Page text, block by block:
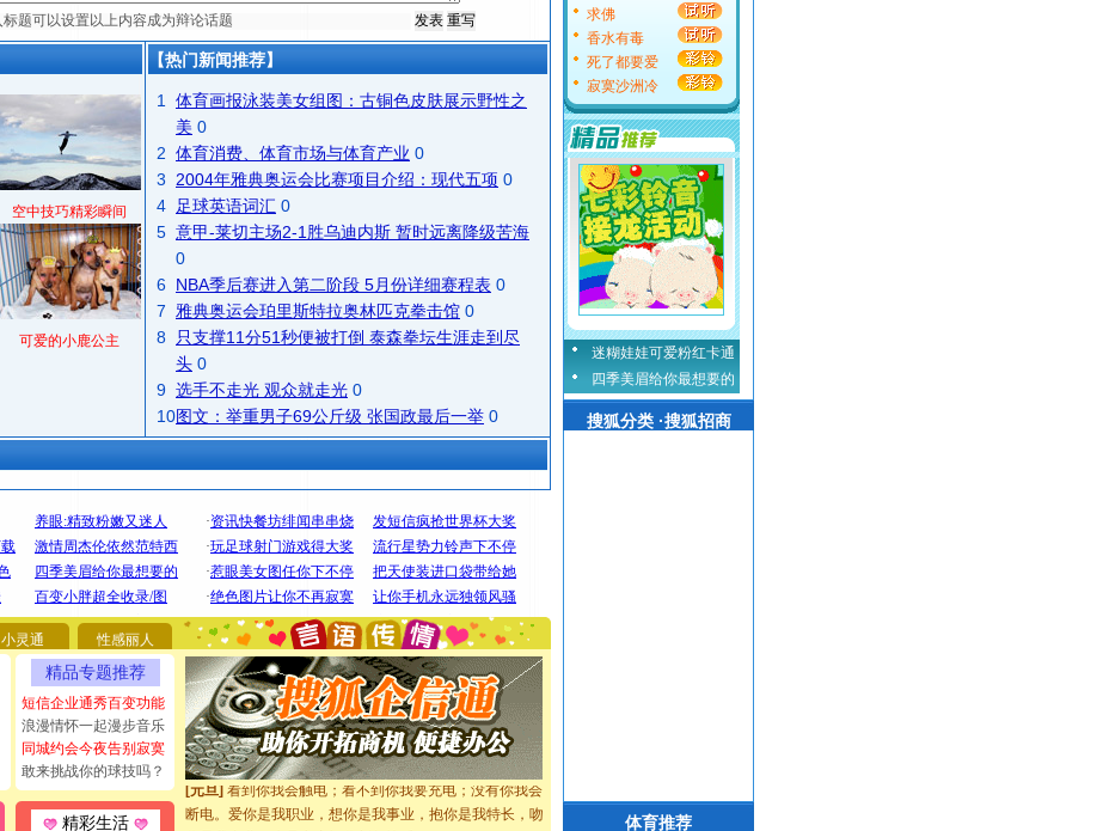
空中技巧精彩瞬间
可爱的小鹿公主
【热门新闻推荐】
1
体育画报泳装美女组图：古铜色皮肤展示野性之
美 0
2 体育消费、体育市场与体育产业 0
3
2004年雅典奥运会比赛项目介绍：现代五项 0
4
足球英语词汇 0
5 意甲-莱切主场2-1胜乌迪内斯 暂时远离降级苦海
0
6 NBA季后赛进入第二阶段 5月份详细赛程表 0
7
雅典奥运会珀里斯特拉奥林匹克拳击馆 0
8
只支撑11分51秒便被打倒 泰森拳坛生涯走到尽
头 0
9 选手不走光 观众就走光 0
10图文：举重男子69公斤级 张国政最后一举 0
小灵通 性感丽人
精品专题推荐
短信企业通秀百变功能
浪漫情怀一起漫步音乐
同城约会今夜告别寂寞
敢来挑战你的球技吗？
精彩生活
[圣诞节]圣诞节到了，想想没什么送给你的，又不打算给
你太多，只有给你五千万：千万快乐！千万要健康！千万
要平安！千万要知足！千万不要忘记我！
[圣诞节]不只这样的日子才会想起你,而是这样的日子才
能正大光明地骚扰你,告诉你,圣诞要快乐!新年要快乐!天天
都要快乐噢!
[圣诞节]奉上一颗祝福的心,在这个特别的日子里,愿幸福,
如意,快乐,鲜花,一切美好的祝愿与你同在.圣诞快乐!
[元旦]看到你我会触电；看不到你我要充电；没有你我会
断电。爱你是我职业，想你是我事业，抱你是我特长，吻
你是我专业！水晶之恋祝你新年快乐
求佛
香水有毒
死了都要爱
寂寞沙洲冷
迷糊娃娃可爱粉红卡通
四季美眉给你最想要的
搜狐分类 ·搜狐招商
体育推荐